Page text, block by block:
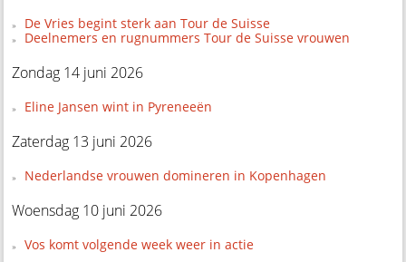
De Vries begint sterk aan Tour de Suisse
Deelnemers en rugnummers Tour de Suisse vrouwen
Zondag 14 juni 2026
Eline Jansen wint in Pyreneeën
Zaterdag 13 juni 2026
Nederlandse vrouwen domineren in Kopenhagen
Woensdag 10 juni 2026
Vos komt volgende week weer in actie